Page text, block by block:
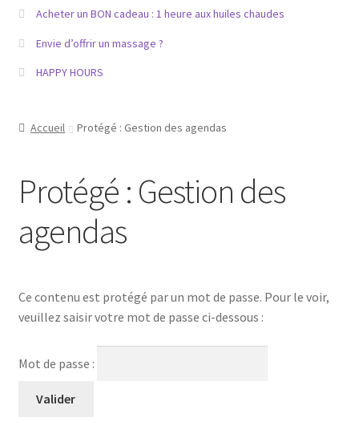
Mon compte
Acheter un BON cadeau : 1 heure aux huiles chaudes
Envie d’offrir un massage ?
HAPPY HOURS
Accueil Protégé : Gestion des agendas
Protégé : Gestion des
agendas
Ce contenu est protégé par un mot de passe. Pour le voir,
veuillez saisir votre mot de passe ci-dessous :
Mot de passe :